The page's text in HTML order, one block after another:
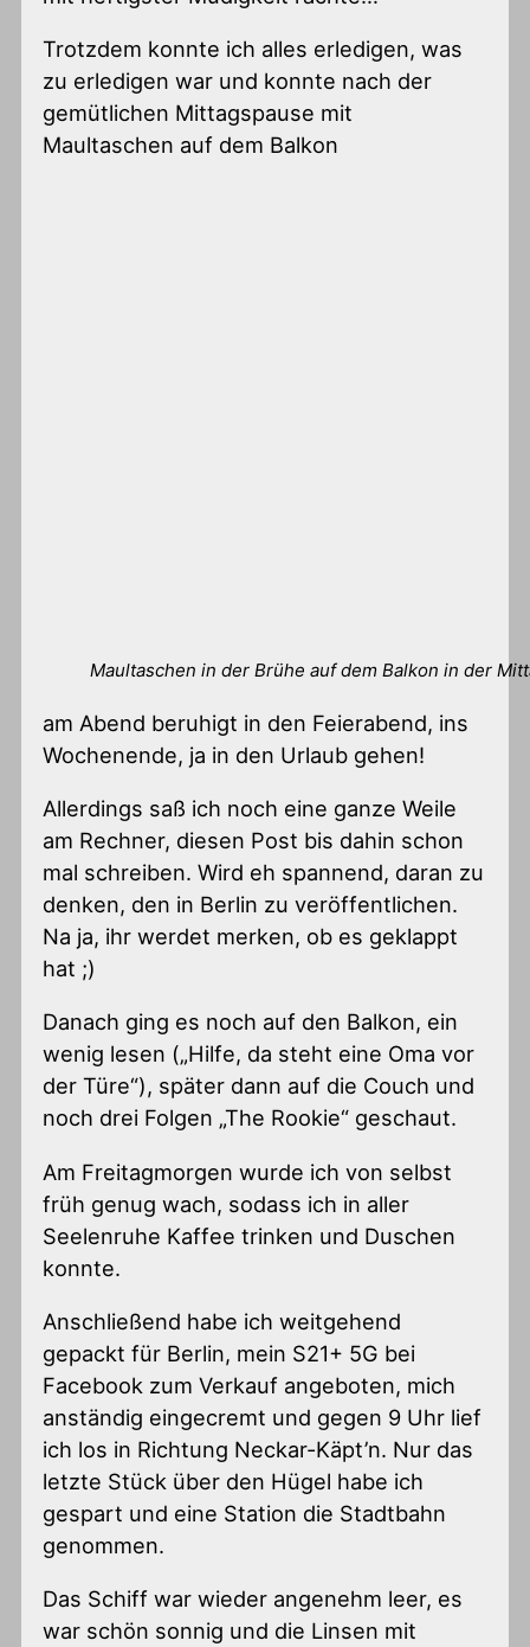
Trotzdem konnte ich alles erledigen, was
zu erledigen war und konnte nach der
gemütlichen Mittagspause mit
Maultaschen auf dem Balkon
Maultaschen in der Brühe auf dem Balkon in der
am Abend beruhigt in den Feierabend, ins
Wochenende, ja in den Urlaub gehen!
Allerdings saß ich noch eine ganze Weile
am Rechner, diesen Post bis dahin schon
mal schreiben. Wird eh spannend, daran zu
denken, den in Berlin zu veröffentlichen.
Na ja, ihr werdet merken, ob es geklappt
hat ;)
Danach ging es noch auf den Balkon, ein
wenig lesen („Hilfe, da steht eine Oma vor
der Türe“), später dann auf die Couch und
noch drei Folgen „The Rookie“ geschaut.
Am Freitagmorgen wurde ich von selbst
früh genug wach, sodass ich in aller
Seelenruhe Kaffee trinken und Duschen
konnte.
Anschließend habe ich weitgehend
gepackt für Berlin, mein S21+ 5G bei
Facebook zum Verkauf angeboten, mich
anständig eingecremt und gegen 9 Uhr lief
ich los in Richtung Neckar-Käpt’n. Nur das
letzte Stück über den Hügel habe ich
gespart und eine Station die Stadtbahn
genommen.
Das Schiff war wieder angenehm leer, es
war schön sonnig und die Linsen mit